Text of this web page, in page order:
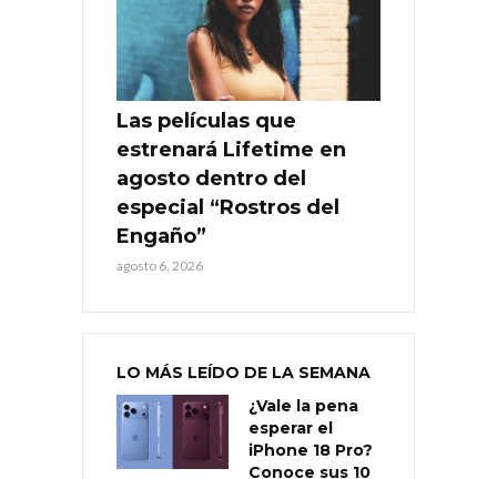
Las películas que
estrenará Lifetime en
agosto dentro del
especial “Rostros del
Engaño”
agosto 6, 2026
LO MÁS LEÍDO DE LA SEMANA
¿Vale la pena
esperar el
iPhone 18 Pro?
Conoce sus 10